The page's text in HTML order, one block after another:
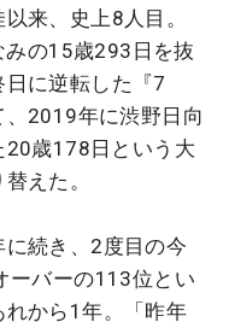
来、史上8人目。
の15歳293日を抜
に逆転した『7
2019年に渋野日向
20歳178日という大
えた。
続き、2度目の今
ーバーの113位とい
れから1年。「昨年